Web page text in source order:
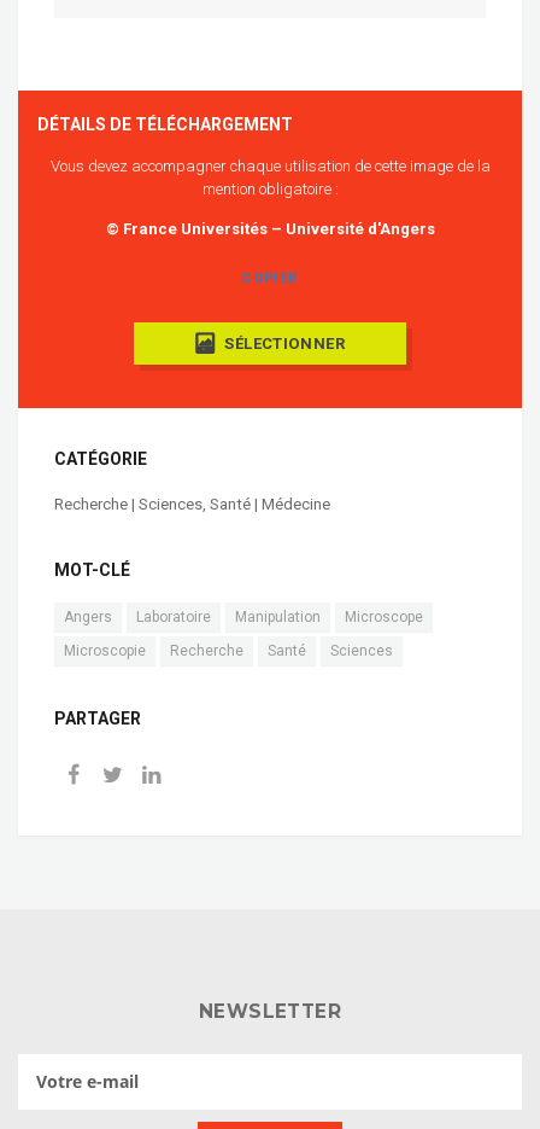
DÉTAILS DE TÉLÉCHARGEMENT
Vous devez accompagner chaque utilisation de cette image de la
mention obligatoire :
© France Universités – Université d'Angers
COPIER
SÉLECTIONNER
CATÉGORIE
Recherche | Sciences, Santé | Médecine
MOT-CLÉ
Angers Laboratoire Manipulation
Microscope
Microscopie
Recherche Santé Sciences
PARTAGER
NEWSLETTER